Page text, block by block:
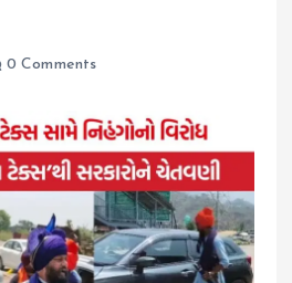
0 Comments